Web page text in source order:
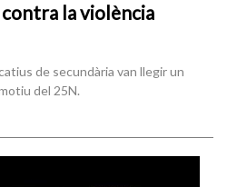
la violència
de secundària van llegir un
del 25N.